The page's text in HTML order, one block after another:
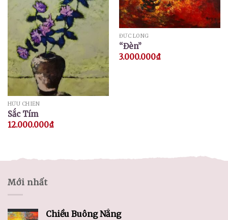
HỮU CHIẾN
Sắc Tím
12.000.000₫
ĐỨC LONG
“Đèn”
3.000.000₫
Mới nhất
Chiều Buông Nắng